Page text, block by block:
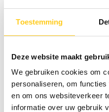
Toestemming
Deze website maakt
We gebruiken cookies om
personaliseren, om
en om ons websiteverkeer
informatie over uw gebruik